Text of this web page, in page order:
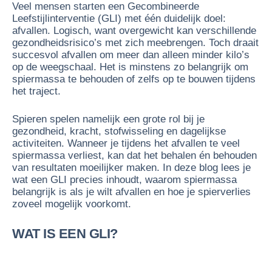
Veel mensen starten een Gecombineerde
Leefstijlinterventie (GLI) met één duidelijk doel:
afvallen. Logisch, want overgewicht kan verschillende
gezondheidsrisico’s met zich meebrengen. Toch draait
succesvol afvallen om meer dan alleen minder kilo’s
op de weegschaal. Het is minstens zo belangrijk om
spiermassa te behouden of zelfs op te bouwen tijdens
het traject.
Spieren spelen namelijk een grote rol bij je
gezondheid, kracht, stofwisseling en dagelijkse
activiteiten. Wanneer je tijdens het afvallen te veel
spiermassa verliest, kan dat het behalen én behouden
van resultaten moeilijker maken. In deze blog lees je
wat een GLI precies inhoudt, waarom spiermassa
belangrijk is als je wilt afvallen en hoe je spierverlies
zoveel mogelijk voorkomt.
WAT IS EEN GLI?